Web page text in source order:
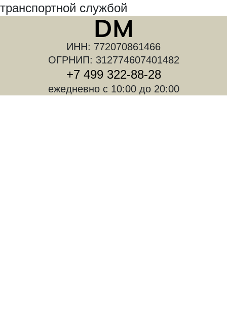
транспортной службой
DM
ИНН: 772070861466
ОГРНИП: 312774607401482
+7 499 322-88-28
ежедневно с 10:00 до 20:00